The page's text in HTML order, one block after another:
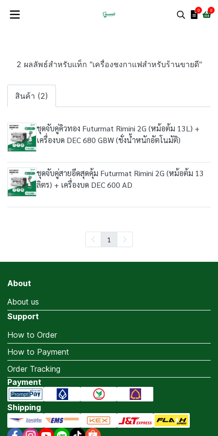
0 0
2 ผลลัพธ์สำหรับแท็ก "เครื่องชงกาแฟสำหรับร้านขายดี"
สินค้า (2)
ชุดจับคู่คิวทอง Futurmat Rimini 2G (หม้อต้ม 13L) +
เครื่องบด DEC 680 GBW (ชั่งน้ำหนักอัตโนมัติ)
ชุดจับคู่สายอึดสุดคุ้ม Futurmat Rimini 2G (หม้อต้ม 13
ลิตร) + เครื่องบด DEC 600 AD
1
About
About us
Support
How to Order
How to Payment
Order Tracking
Payment
Shipping